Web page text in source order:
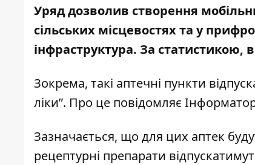
Уряд дозволив створення
сільських місцевостях та у
інфраструктура. За статистикою, в
Зокрема, такі аптечні пункти
ліки”. Про це повідомляє
Зазначається, що для цих аптек
рецептурні препарати